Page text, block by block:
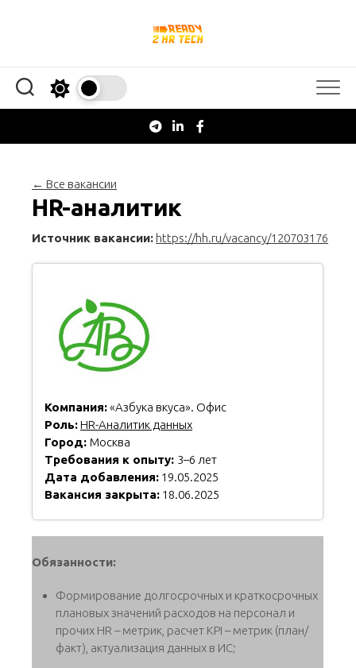
← Все вакансии
HR-аналитик
Источник вакансии: https://hh.ru/vacancy/120703176
Компания:«Азбука вкуса». Офис
Роль:HR-Аналитик данных
Город: Москва
Требования к опыту: 3–6 лет
Дата добавления: 19.05.2025
Вакансия закрыта: 18.06.2025
Обязанности:
Формирование долгосрочных и краткосрочных
плановых значений расходов на персонал и
прочих HR – метрик, расчет KPI – метрик (план/
факт), актуализация данных в ИС;